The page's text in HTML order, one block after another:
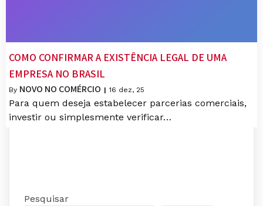
COMO CONFIRMAR A EXISTÊNCIA LEGAL DE UMA
EMPRESA NO BRASIL
By NOVO NO COMÉRCIO | 16 dez, 25
Para quem deseja estabelecer parcerias comerciais,
investir ou simplesmente verificar…
Pesquisar